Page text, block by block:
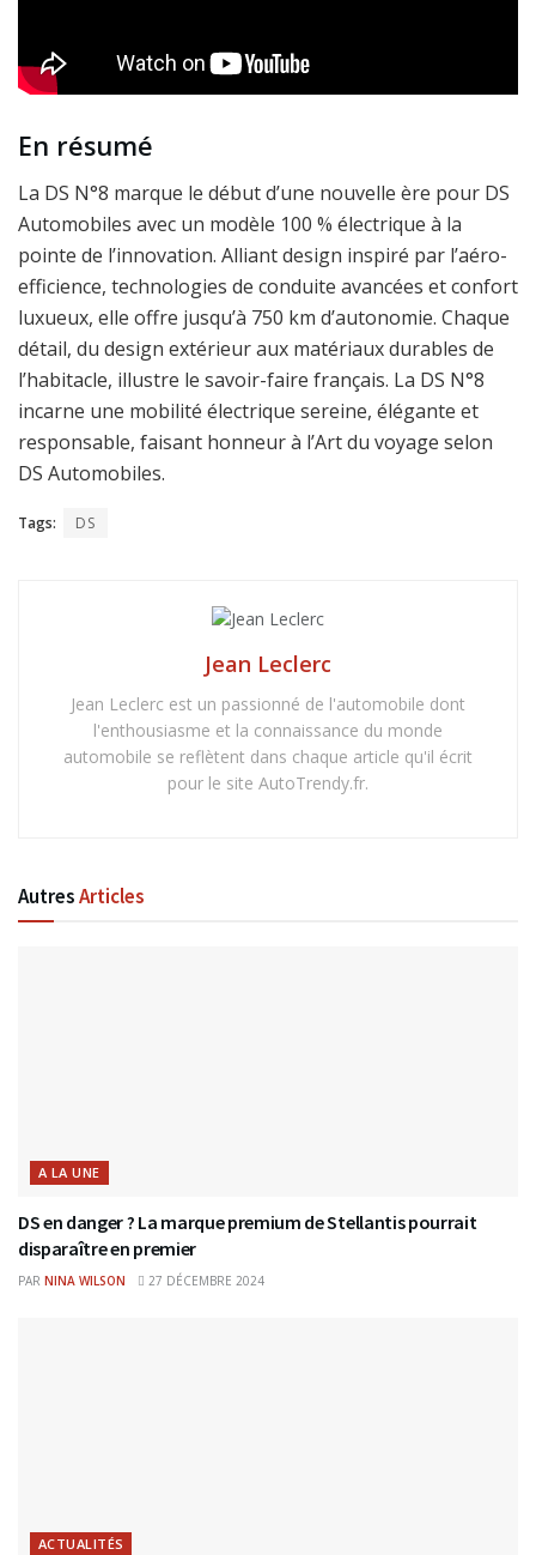
En résumé
La DS N°8 marque le début d’une nouvelle ère pour DS
Automobiles avec un modèle 100 % électrique à la
pointe de l’innovation. Alliant design inspiré par l’aéro-
efficience, technologies de conduite avancées et confort
luxueux, elle offre jusqu’à 750 km d’autonomie. Chaque
détail, du design extérieur aux matériaux durables de
l’habitacle, illustre le savoir-faire français. La DS N°8
incarne une mobilité électrique sereine, élégante et
responsable, faisant honneur à l’Art du voyage selon
DS Automobiles.
Tags: DS
Jean Leclerc
Jean Leclerc est un passionné de l'automobile dont
l'enthousiasme et la connaissance du monde
automobile se reflètent dans chaque article qu'il écrit
pour le site AutoTrendy.fr.
AutresArticles
A LA UNE
DS en danger ? La marque premium de Stellantis pourrait
disparaître en premier
PAR NINA WILSON 27 DÉCEMBRE 2024
ACTUALITÉS